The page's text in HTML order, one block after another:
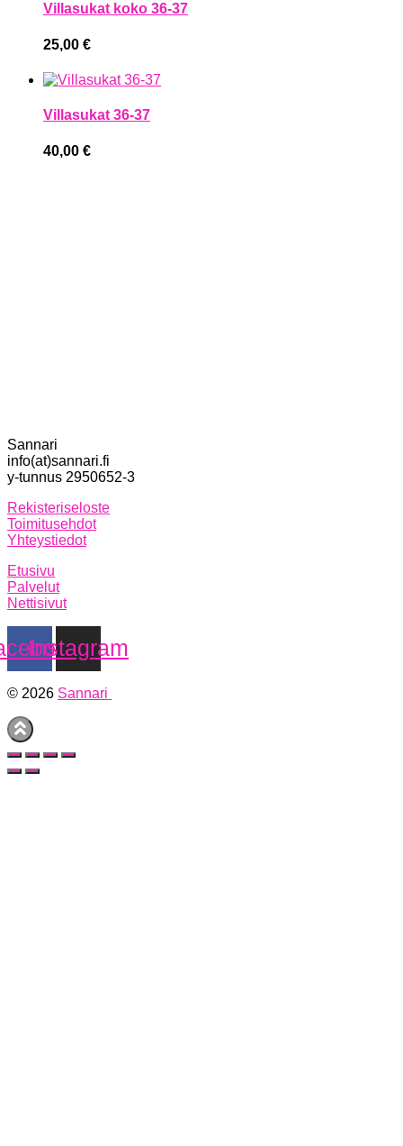
Villasukat koko 36-37
25,00 €
Villasukat 36-37
40,00 €
Sannari
info(at)sannari.fi
y-tunnus 2950652-3
Rekisteriseloste
Toimitusehdot
Yhteystiedot
Etusivu
Palvelut
Nettisivut
Instagram
© 2026 Sannari